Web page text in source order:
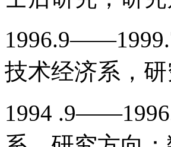
技术经济系，
1994